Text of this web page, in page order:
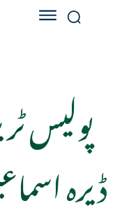
پولیس
ڈیرہ